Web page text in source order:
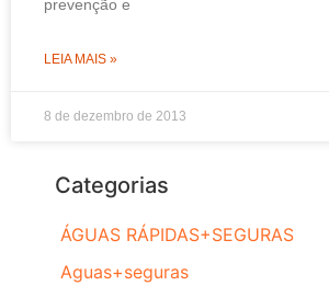
prevenção e
LEIA MAIS »
8 de dezembro de 2013
Categorias
ÁGUAS RÁPIDAS+SEGURAS
Aguas+seguras